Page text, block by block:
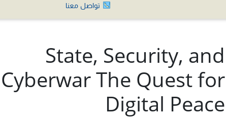
تواصل معنا
State, Security, and
Cyberwar The Quest for
Digital Peace